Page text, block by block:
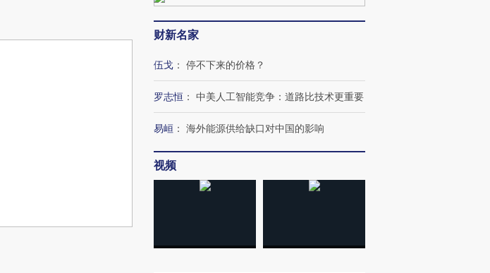
财新名家
伍戈 ： 停不下来的价格？
罗志恒 ： 中美人工智能竞争：道路比技术更重要
易峘 ： 海外能源供给缺口对中国的影响
视频